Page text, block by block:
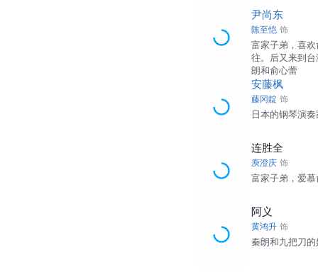
尹尚东
陈至恺 饰
富家子弟，喜
往。后又来到
朗和俞心蕾
安藤枫
藤冈靛 饰
日本的钢琴演奏
连胜全
庾澄庆 饰
富家子弟，爱
阿义
黄鸿升 饰
秦朗和九把刀